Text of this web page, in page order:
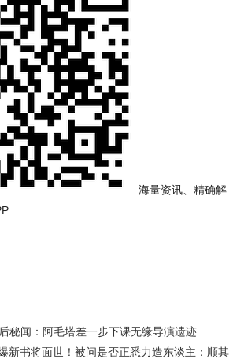
海量资讯、精确解
秘闻：阿毛塔差一步下课无缘导演遗迹
新书将面世！被问是否正悉力造东谈主：顺其